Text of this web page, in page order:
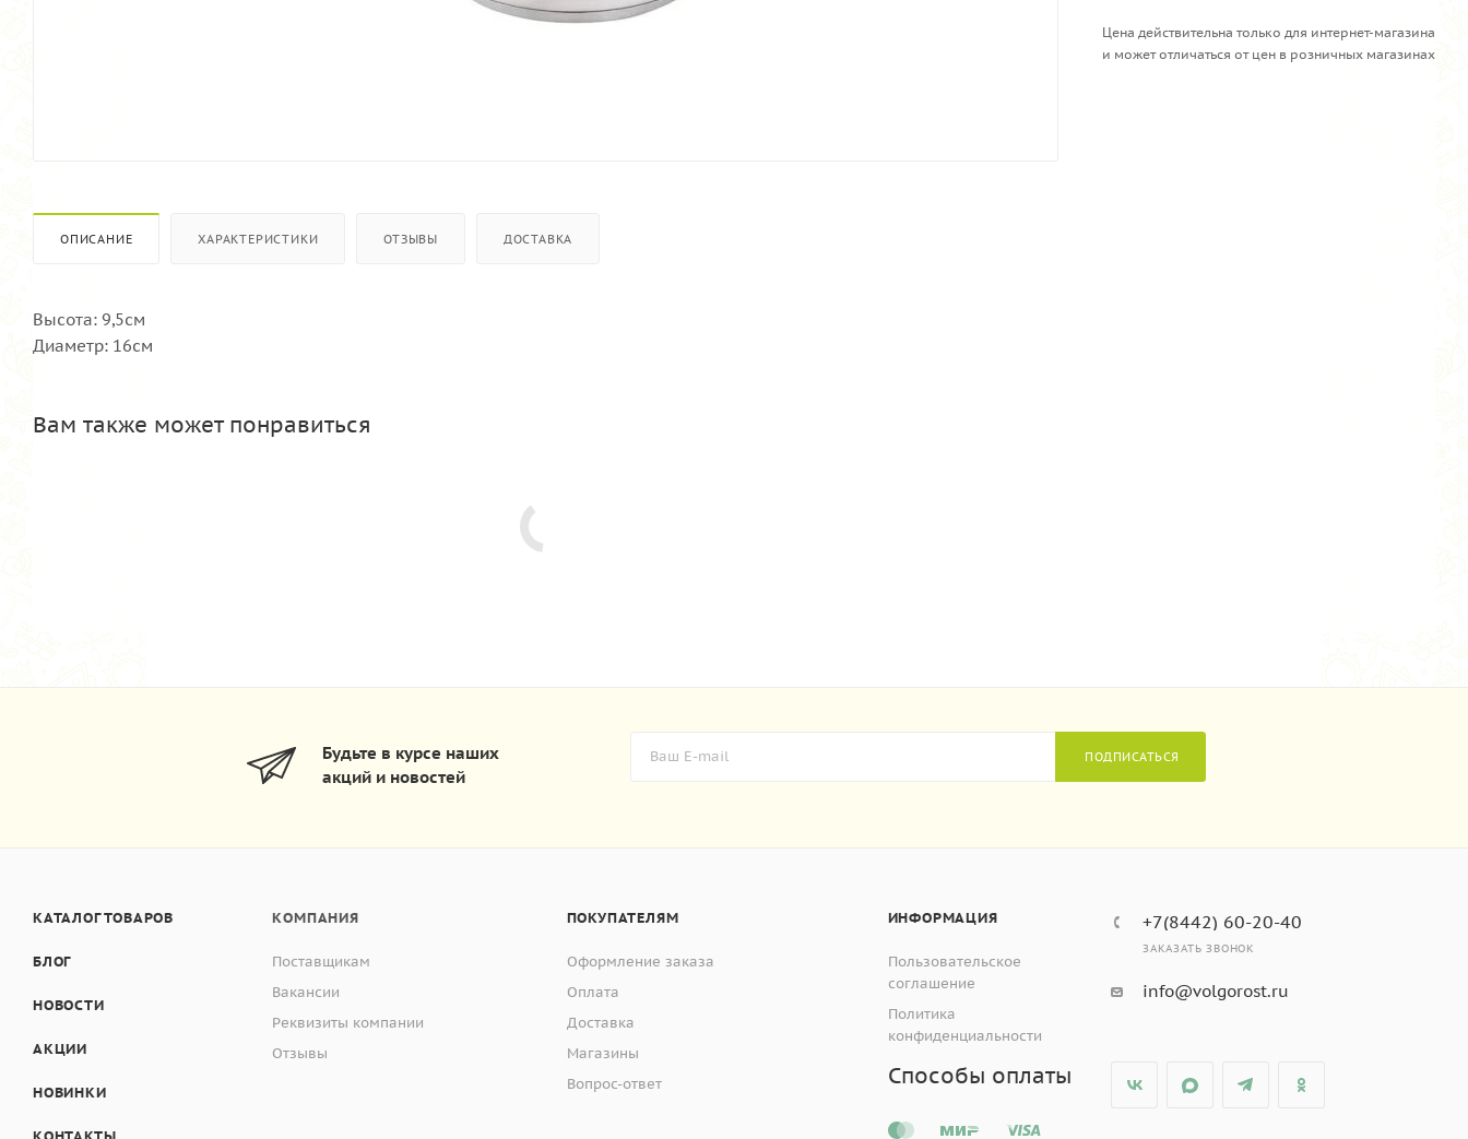
ОПИСАНИЕ ХАРАКТЕРИСТИКИ ОТЗЫВЫ ДОСТАВКА
Высота: 9,5см
Диаметр: 16см
Вам также может понравиться
Цена действительна только для интернет-магазина
и может отличаться от цен в розничных магазинах
Будьте в курсе наших
акций и новостей
ПОДПИСАТЬСЯ
КАТАЛОГ ТОВАРОВ
БЛОГ
НОВОСТИ
АКЦИИ
НОВИНКИ
КОМПАНИЯ
Поставщикам
Вакансии
Реквизиты компании
Отзывы
ПОКУПАТЕЛЯМ
Оформление заказа
Оплата
Доставка
Магазины
Вопрос-ответ
ИНФОРМАЦИЯ
Пользовательское
соглашение
Политика
конфиденциальности
Способы оплаты
+7(8442) 60-20-40
ЗАКАЗАТЬ ЗВОНОК
info@volgorost.ru